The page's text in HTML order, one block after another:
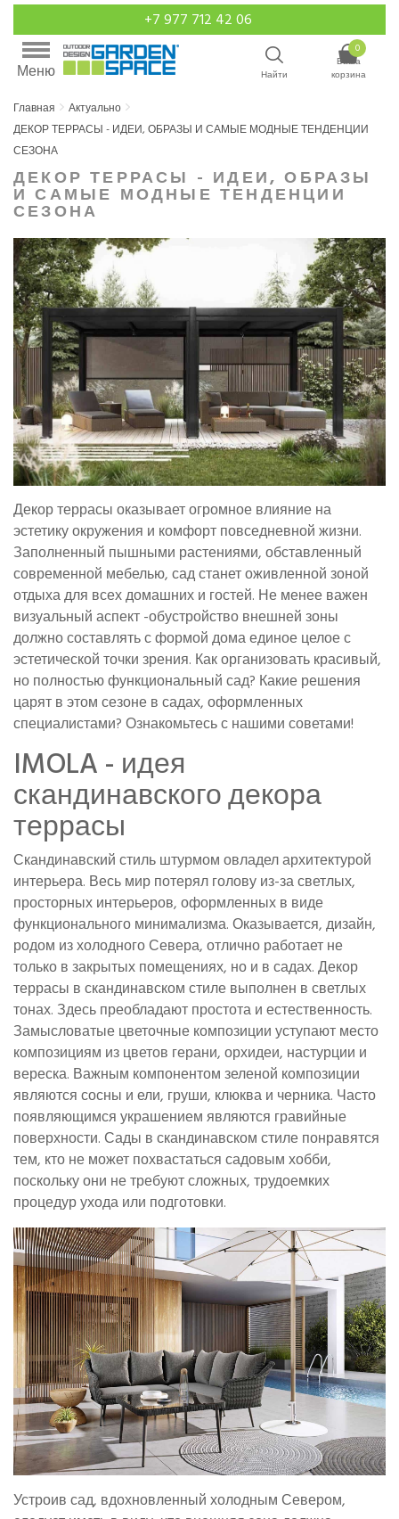
+7 977 712 42 06
Меню Найти
0
Ваша
корзина
Главная
Актуально
ДЕКОР ТЕРРАСЫ - ИДЕИ, ОБРАЗЫ И САМЫЕ МОДНЫЕ ТЕНДЕНЦИИ
СЕЗОНА
ДЕКОР ТЕРРАСЫ - ИДЕИ, ОБРАЗЫ
И САМЫЕ МОДНЫЕ ТЕНДЕНЦИИ
СЕЗОНА
Декор террасы оказывает огромное влияние на
эстетику окружения и комфорт повседневной жизни.
Заполненный пышными растениями, обставленный
современной мебелью, сад станет оживленной зоной
отдыха для всех домашних и гостей. Не менее важен
визуальный аспект -обустройство внешней зоны
должно составлять с формой дома единое целое с
эстетической точки зрения. Как организовать красивый,
но полностью функциональный сад? Какие решения
царят в этом сезоне в садах, оформленных
специалистами? Ознакомьтесь с нашими советами!
IMOLA - идея
скандинавского декора
террасы
Скандинавский стиль штурмом овладел архитектурой
интерьера. Весь мир потерял голову из-за светлых,
просторных интерьеров, оформленных в виде
функционального минимализма. Оказывается, дизайн,
родом из холодного Севера, отлично работает не
только в закрытых помещениях, но и в садах. Декор
террасы в скандинавском стиле выполнен в светлых
тонах. Здесь преобладают простота и естественность.
Замысловатые цветочные композиции уступают место
композициям из цветов герани, орхидеи, настурции и
вереска. Важным компонентом зеленой композиции
являются сосны и ели, груши, клюква и черника. Часто
появляющимся украшением являются гравийные
поверхности. Сады в скандинавском стиле понравятся
тем, кто не может похвастаться садовым хобби,
поскольку они не требуют сложных, трудоемких
процедур ухода или подготовки.
Устроив сад, вдохновленный холодным Севером,